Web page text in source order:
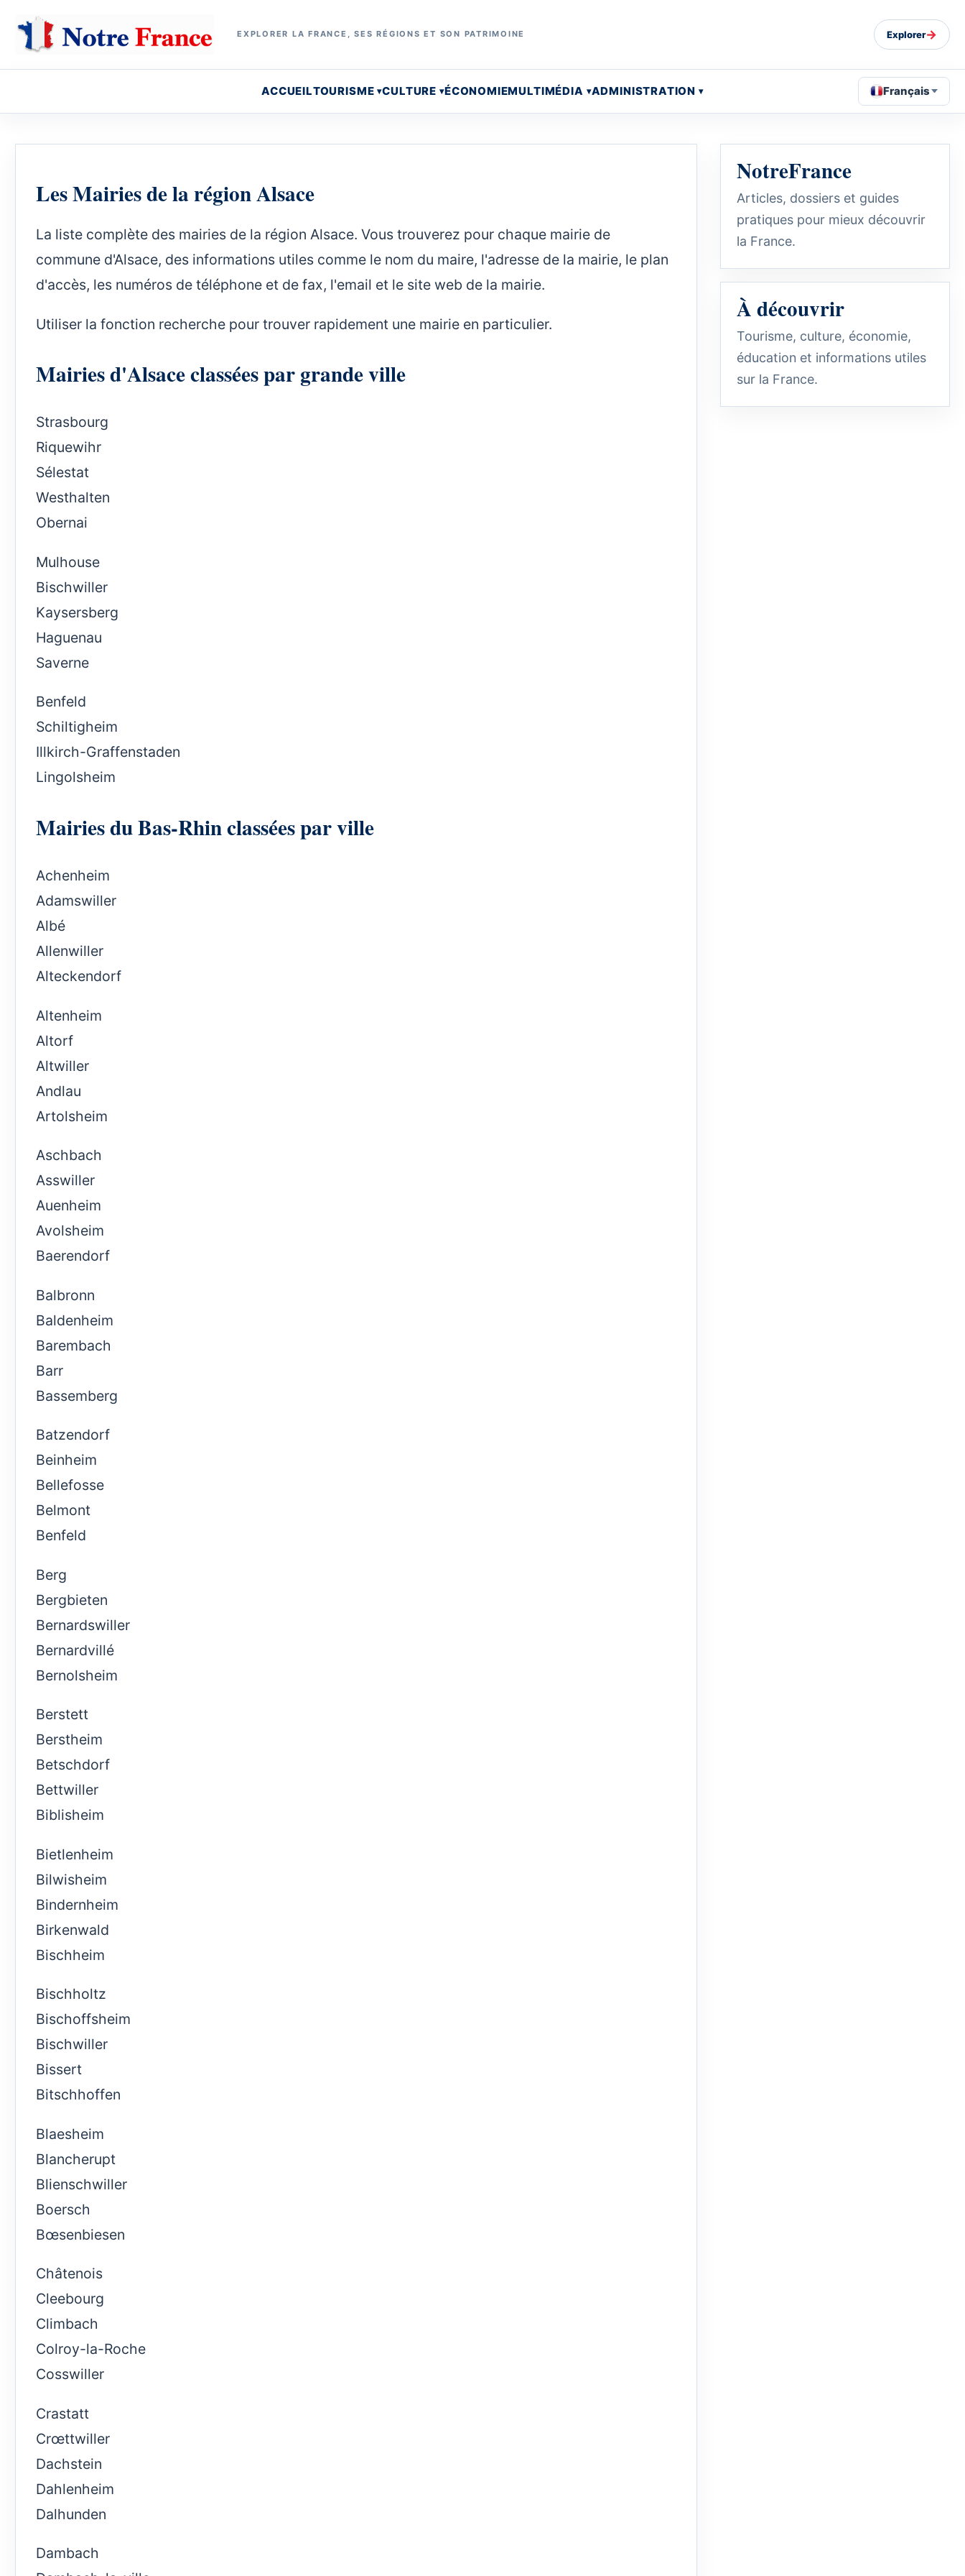
EXPLORER LA FRANCE, SES RÉGIONS ET SON PATRIMOINE Explorer→
ACCUEILTOURISME CULTURE ÉCONOMIEMULTIMÉDIA ADMINISTRATION Français
Les Mairies de la région Alsace
La liste complète des mairies de la région Alsace. Vous trouverez pour chaque mairie de
commune d'Alsace, des informations utiles comme le nom du maire, l'adresse de la mairie, le plan
d'accès, les numéros de téléphone et de fax, l'email et le site web de la mairie.
Utiliser la fonction recherche pour trouver rapidement une mairie en particulier.
Mairies d'Alsace classées par grande ville
Strasbourg
Riquewihr
Sélestat
Westhalten
Obernai
Mulhouse
Bischwiller
Kaysersberg
Haguenau
Saverne
Benfeld
Schiltigheim
Illkirch-Graffenstaden
Lingolsheim
Mairies du Bas-Rhin classées par ville
Achenheim
Adamswiller
Albé
Allenwiller
Alteckendorf
Altenheim
Altorf
Altwiller
Andlau
Artolsheim
Aschbach
Asswiller
Auenheim
Avolsheim
Baerendorf
Balbronn
Baldenheim
Barembach
Barr
Bassemberg
Batzendorf
Beinheim
Bellefosse
Belmont
Benfeld
Berg
Bergbieten
Bernardswiller
Bernardvillé
Bernolsheim
Berstett
Berstheim
Betschdorf
Bettwiller
Biblisheim
Bietlenheim
Bilwisheim
Bindernheim
Birkenwald
Bischheim
Bischholtz
Bischoffsheim
Bischwiller
Bissert
Bitschhoffen
Blaesheim
Blancherupt
Blienschwiller
Boersch
Bœsenbiesen
Châtenois
Cleebourg
Climbach
Colroy-la-Roche
Cosswiller
Crastatt
Crœttwiller
Dachstein
Dahlenheim
Dalhunden
Dambach
NotreFrance
Articles, dossiers et guides
pratiques pour mieux découvrir
la France.
À découvrir
Tourisme, culture, économie,
éducation et informations utiles
sur la France.